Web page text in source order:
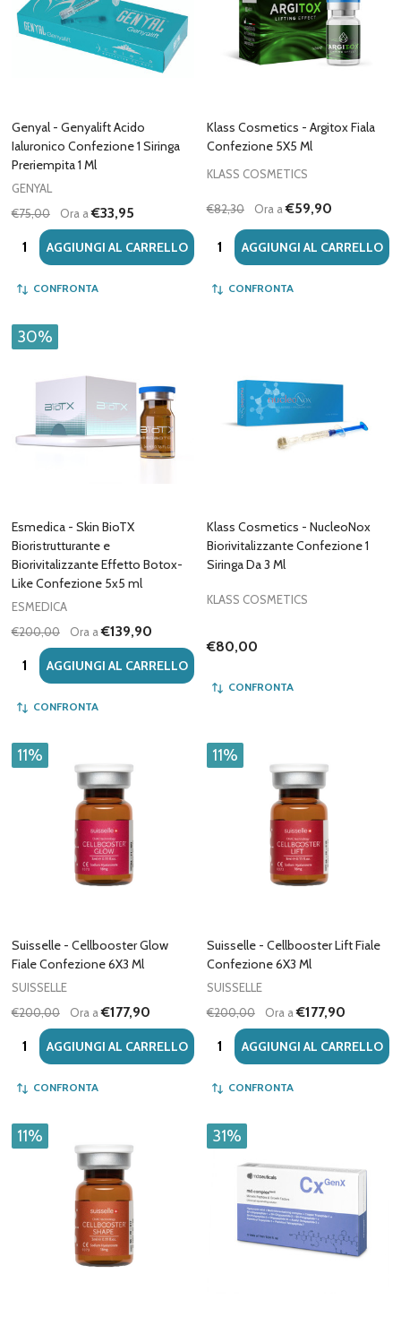
Genyal - Genyalift Acido
Ialuronico Confezione 1 Siringa
Preriempita 1 Ml
GENYAL
€75,00
Ora a€33,95
Quantità:AGGIUNGI AL CARRELLO
CONFRONTA
Klass Cosmetics - Argitox Fiala
Confezione 5X5 Ml
KLASS COSMETICS
€82,30 Ora a€59,90
Quantità:AGGIUNGI AL CARRELLO
CONFRONTA
30%
Esmedica - Skin BioTX
Bioristrutturante e
Biorivitalizzante Effetto Botox-
Like Confezione 5x5 ml
ESMEDICA
€200,00
Ora a€139,90
Quantità:AGGIUNGI AL CARRELLO
CONFRONTA
Klass Cosmetics - NucleoNox
Biorivitalizzante Confezione 1
Siringa Da 3 Ml
KLASS COSMETICS
€80,00
CONFRONTA
11%
Suisselle - Cellbooster Glow
Fiale Confezione 6X3 Ml
SUISSELLE
€200,00
Ora a€177,90
Quantità:AGGIUNGI AL CARRELLO
CONFRONTA
11%
Suisselle - Cellbooster Lift Fiale
Confezione 6X3 Ml
SUISSELLE
€200,00
Ora a€177,90
Quantità:AGGIUNGI AL CARRELLO
CONFRONTA
11% 31%